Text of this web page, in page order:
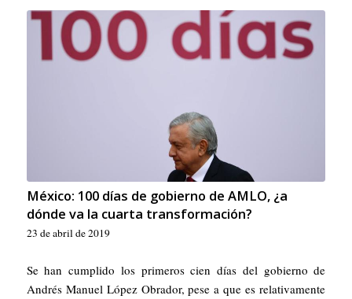
México: 100 días de gobierno de AMLO, ¿a
dónde va la cuarta transformación?
23 de abril de 2019
Se han cumplido los primeros cien días del gobierno de
Andrés Manuel López Obrador, pese a que es relativamente